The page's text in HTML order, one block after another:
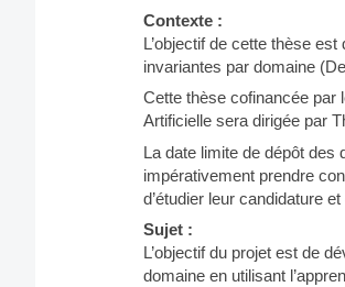
Contexte :
L’objectif de cette thèse
invariantes par domaine
Cette thèse cofinancée par
Artificielle sera dirigée par
La date limite de dépôt
impérativement prendre
d’étudier leur candidature
Sujet :
L’objectif du projet est de
domaine en utilisant